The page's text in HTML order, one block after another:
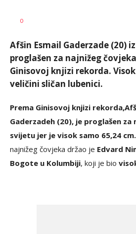
AUTOR
0
Afšin Esmail Gaderzade (20)
proglašen za najnižeg
Ginisovoj knjizi rekorda.
veličini sličan lubenici.
Prema Ginisovoj knjizi rekorda,
Gaderzadeh (20), je proglašen za
svijetu jer je visok samo 65,24 cm.
najnižeg čovjeka držao je Edvard
Bogote u Kolumbiji, koji je bio